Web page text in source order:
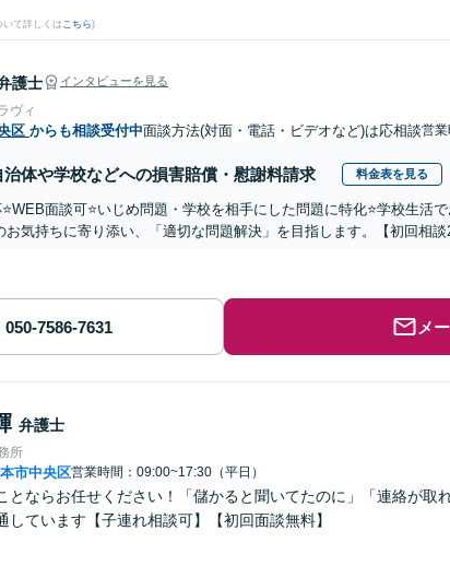
いて詳しくは こちら)
護士 インタビューを見る
ヴィ
区 からも相談受付中面談方法(対面・電話・ビデオなど)は応相談営業
治体や学校などへの損害賠償・慰謝料請求 料金表を見る
⭐️WEB面談可⭐️いじめ問題・学校を相手にした問題に特化⭐️学校生活
お気持ちに寄り添い、「適切な問題解決」を目指します。【初回相談
メ
弁護士
所
市中央区営業時間：09:00~17:30（平日）
とならお任せください！「儲かると聞いてたのに」「連絡が取
しています【子連れ相談可】【初回面談無料】